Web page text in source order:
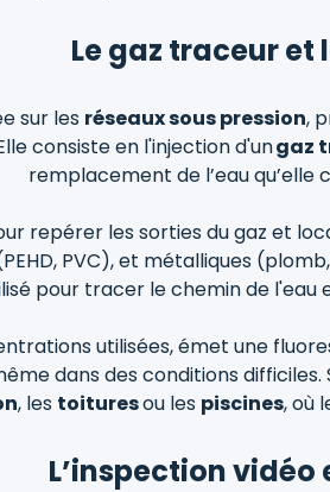
Le gaz traceur et
sur les réseaux sous pression,
consiste en l'injection d'ungaz
remplacement de l’eau
repérer les sorties du gaz et
PVC), et métalliques
pour tracer le chemin de
utilisées, émet une
dans des conditions
, les toituresou les piscines, où
L’inspection